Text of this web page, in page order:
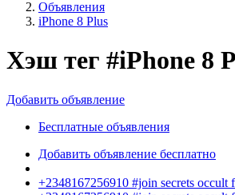
Объявления
iPhone 8 Plus
Хэш тег #iPhone 8
Добавить объявление
Бесплатные объявления
Добавить объявление бесплатно
+2348167256910 #join secrets occult